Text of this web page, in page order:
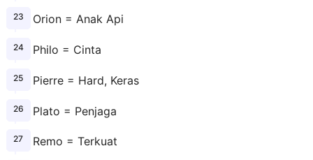
Orion = Anak Api
Philo = Cinta
Pierre = Hard, Keras
Plato = Penjaga
Remo = Terkuat